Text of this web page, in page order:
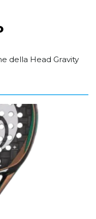
della Head Gravity